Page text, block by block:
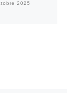
2025